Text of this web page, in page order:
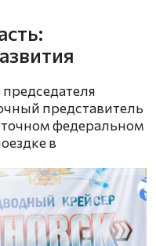
представитель
федеральном
в